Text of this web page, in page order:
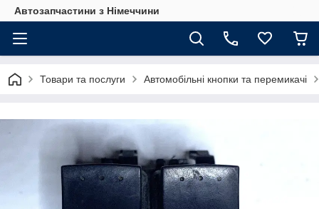
Автозапчастини з Німеччини
Товари та послуги Автомобільні кнопки та перемикачі